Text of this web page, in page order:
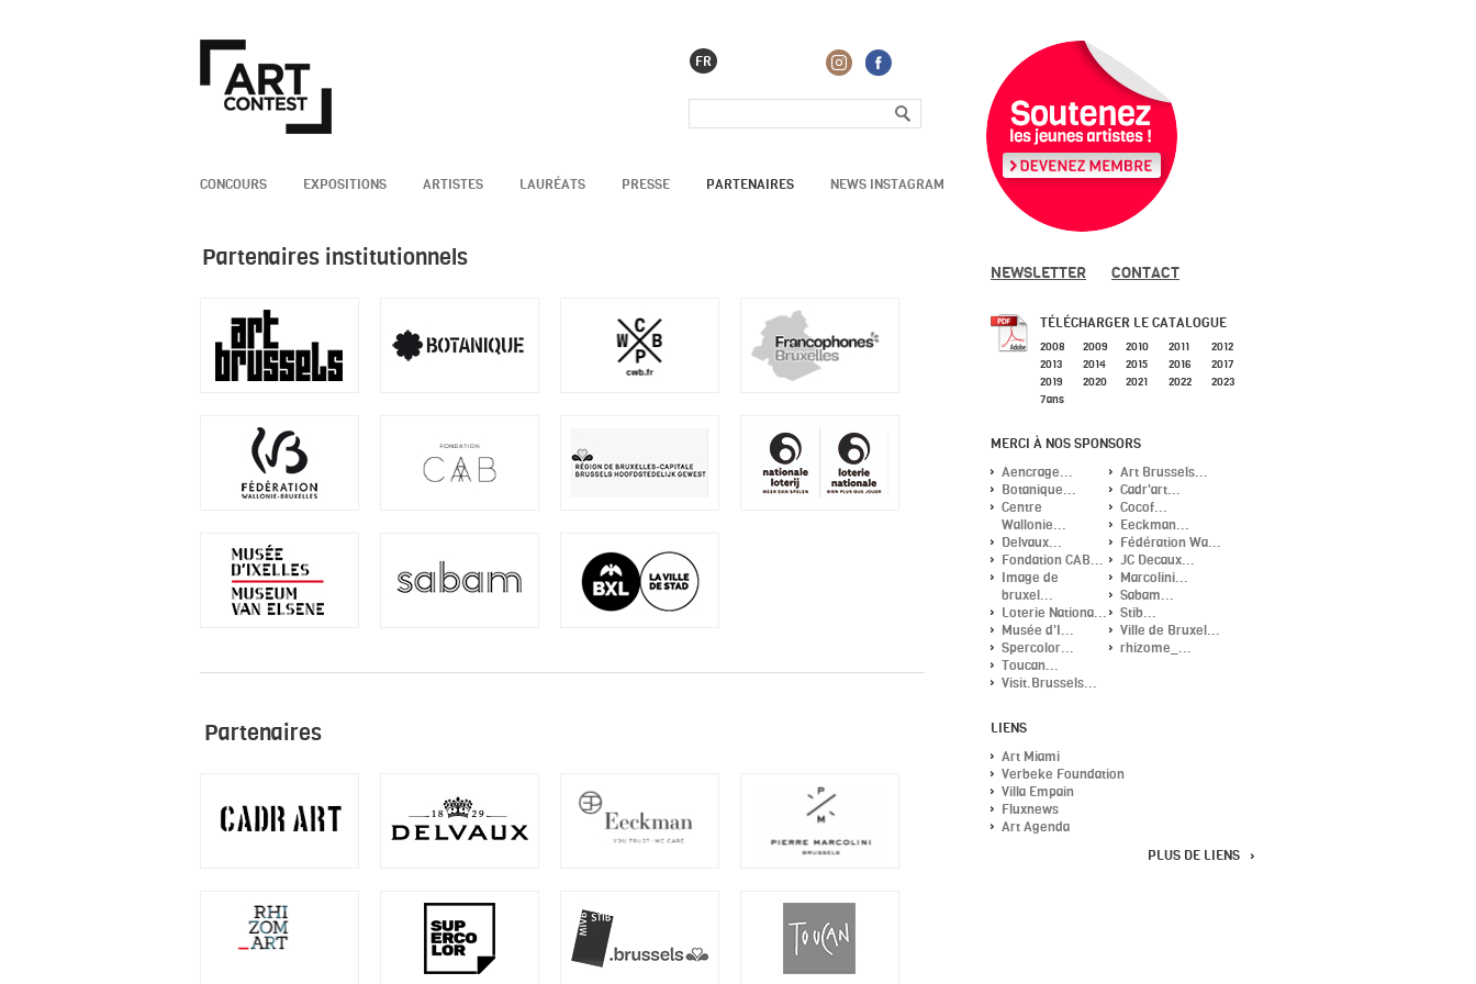
FR
CONCOURS EXPOSITIONS ARTISTES LAURÉATS PRESSE PARTENAIRES NEWS INSTAGRAM
1 – Partenaires institutionnels
2 – Partenaires
NEWSLETTER CONTACT
TÉLÉCHARGER LE CATALOGUE
2008 2009 2010 2011
2012
2013
2014 2015 2016
2017
2019
2020 2021 2022
2023
7ans
MERCI À NOS SPONSORS
Aencrage...
Botanique...
Centre
Wallonie...
Delvaux...
Fondation CAB...
Image de
bruxel...
Loterie Nationa...
Musée d'I...
Spercolor...
Toucan...
Visit.Brussels...
Art Brussels...
Cadr'art...
Cocof...
Eeckman...
Fédération Wa...
JC Decaux...
Marcolini...
Sabam...
Stib...
Ville de Bruxel...
rhizome_...
LIENS
Art Miami
Verbeke Foundation
Villa Empain
Fluxnews
Art Agenda
PLUS DE LIENS